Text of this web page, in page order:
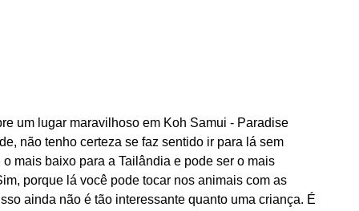
um lugar maravilhoso em Koh Samui - Paradise
não tenho certeza se faz sentido ir para lá sem
mais baixo para a Tailândia e pode ser o mais
porque lá você pode tocar nos animais com as
ainda não é tão interessante quanto uma criança. É